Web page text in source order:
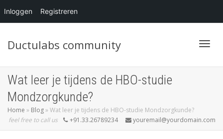
Inloggen Registreren
Ductulabs community
Wat leer je tijdens de HBO-studie
Mondzorgkunde?
Home » Blog» Wat leer je tijdens de HBO-studie Mondzorgkunde?
feel free to call us
+91.33.26789234 youremail@yourdomain.com